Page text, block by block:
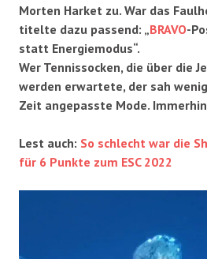
Morten Harket zu. War das
titelte dazu passend: „BRAVO-
statt Energiemodus“.
Wer Tennissocken, die über die
werden erwartete, der sah
Zeit angepasste Mode.
Lest auch: So schlecht war die
für 6 Punkte zum ESC 2022